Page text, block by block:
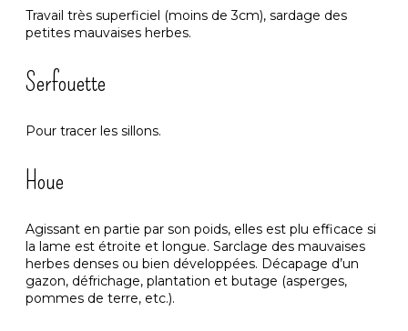
Travail très superficiel (moins de 3cm), sardage des
petites mauvaises herbes.
Serfouette
Pour tracer les sillons.
Houe
Agissant en partie par son poids, elles est plu efficace si
la lame est étroite et longue. Sarclage des mauvaises
herbes denses ou bien développées. Décapage d’un
gazon, défrichage, plantation et butage (asperges,
pommes de terre, etc.).